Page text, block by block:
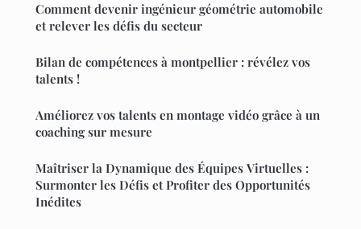
Comment devenir ingénieur géométrie automobile
et relever les défis du secteur
Bilan de compétences à montpellier : révélez vos
talents !
Améliorez vos talents en montage vidéo grâce à un
coaching sur mesure
Maîtriser la Dynamique des Équipes Virtuelles :
Surmonter les Défis et Profiter des Opportunités
Inédites